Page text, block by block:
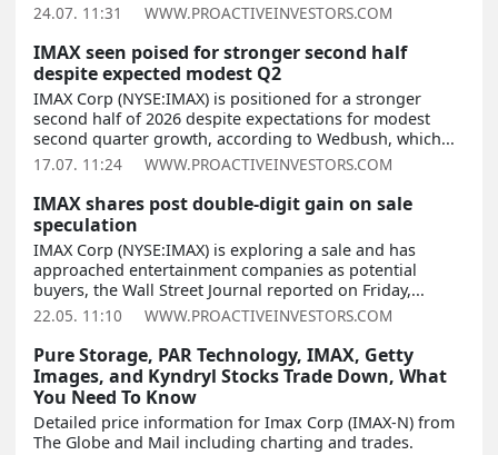
24.07. 11:31
WWW.PROACTIVEINVESTORS.COM
IMAX seen poised for stronger second half
despite expected modest Q2
IMAX Corp (NYSE:IMAX) is positioned for a stronger
second half of 2026 despite expectations for modest
second quarter growth, according to Wedbush, which...
17.07. 11:24
WWW.PROACTIVEINVESTORS.COM
IMAX shares post double-digit gain on sale
speculation
IMAX Corp (NYSE:IMAX) is exploring a sale and has
approached entertainment companies as potential
buyers, the Wall Street Journal reported on Friday,...
22.05. 11:10
WWW.PROACTIVEINVESTORS.COM
Pure Storage, PAR Technology, IMAX, Getty
Images, and Kyndryl Stocks Trade Down, What
You Need To Know
Detailed price information for Imax Corp (IMAX-N) from
The Globe and Mail including charting and trades.